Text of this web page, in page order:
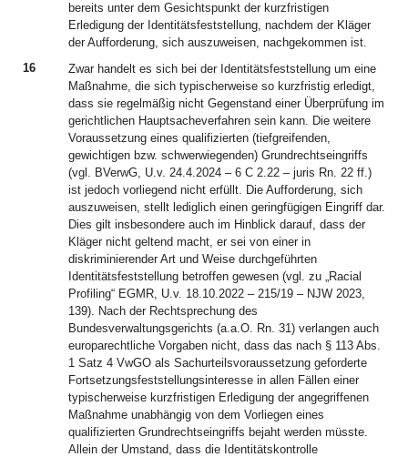
bereits unter dem Gesichtspunkt der kurzfristigen
Erledigung der Identitätsfeststellung, nachdem der Kläger
der Aufforderung, sich auszuweisen, nachgekommen ist.
16
Zwar handelt es sich bei der Identitätsfeststellung um eine
Maßnahme, die sich typischerweise so kurzfristig erledigt,
dass sie regelmäßig nicht Gegenstand einer Überprüfung im
gerichtlichen Hauptsacheverfahren sein kann. Die weitere
Voraussetzung eines qualifizierten (tiefgreifenden,
gewichtigen bzw. schwerwiegenden) Grundrechtseingriffs
(vgl. BVerwG, U.v. 24.4.2024 – 6 C 2.22 – juris Rn. 22 ff.)
ist jedoch vorliegend nicht erfüllt. Die Aufforderung, sich
auszuweisen, stellt lediglich einen geringfügigen Eingriff dar.
Dies gilt insbesondere auch im Hinblick darauf, dass der
Kläger nicht geltend macht, er sei von einer in
diskriminierender Art und Weise durchgeführten
Identitätsfeststellung betroffen gewesen (vgl. zu „Racial
Profiling“ EGMR, U.v. 18.10.2022 – 215/19 – NJW 2023,
139). Nach der Rechtsprechung des
Bundesverwaltungsgerichts (a.a.O. Rn. 31) verlangen auch
europarechtliche Vorgaben nicht, dass das nach § 113 Abs.
1 Satz 4 VwGO als Sachurteilsvoraussetzung geforderte
Fortsetzungsfeststellungsinteresse in allen Fällen einer
typischerweise kurzfristigen Erledigung der angegriffenen
Maßnahme unabhängig von dem Vorliegen eines
qualifizierten Grundrechtseingriffs bejaht werden müsste.
Allein der Umstand, dass die Identitätskontrolle